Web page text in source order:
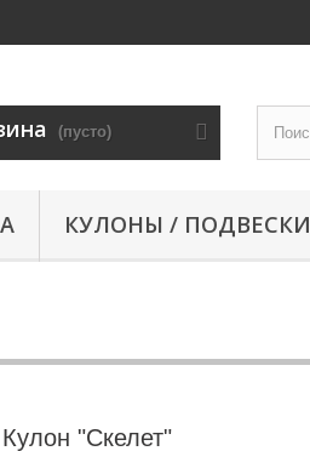
(пусто)
КУЛОНЫ / ПОДВЕСКИ
"Скелет"